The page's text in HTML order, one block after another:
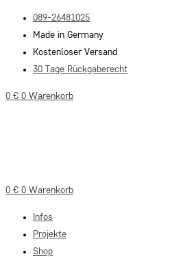
Inhalt
springen
089-26481025
Made in Germany
Kostenloser Versand
30 Tage Rückgaberecht
0 € 0 Warenkorb
0 € 0 Warenkorb
Infos
Projekte
Shop